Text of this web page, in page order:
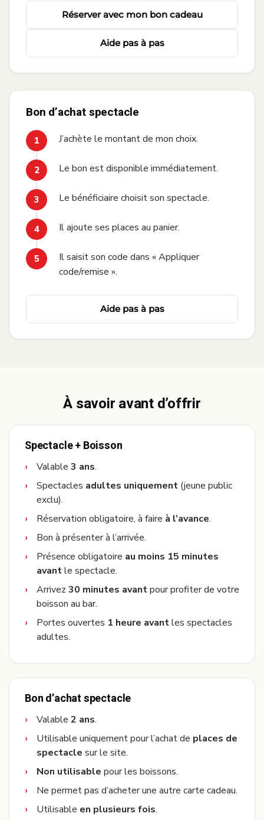
Réserver avec mon bon cadeau
·
Aide pas à pas
Bon d’achat spectacle
J’achète le montant de mon choix.
Le bon est disponible immédiatement.
Le bénéficiaire choisit son spectacle.
Il ajoute ses places au panier.
Il saisit son code dans « Appliquer
code/remise ».
Aide pas à pas
À savoir avant d’offrir
Spectacle + Boisson
Valable 3 ans.
Spectacles adultes uniquement (jeune public
exclu).
Réservation obligatoire, à faire à l’avance.
Bon à présenter à l’arrivée.
Présence obligatoire au moins 15 minutes
avantle spectacle.
Arrivez 30 minutes avantpour profiter de votre
boisson au bar.
Portes ouvertes 1 heure avantles spectacles
adultes.
Bon d’achat spectacle
Valable 2 ans.
Utilisable uniquement pour l’achat de places de
spectacle sur le site.
Non utilisable pour les boissons.
Ne permet pas d’acheter une autre carte cadeau.
Utilisable en plusieurs fois.